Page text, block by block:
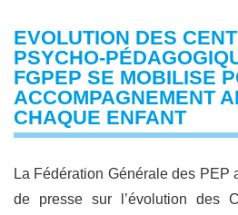
EVOLUTION DES
PSYCHO-
FGPEP SE MOBILISE
ACCOMPAGNEMENT
CHAQUE ENFANT
La Fédération Générale des PEP
de presse sur l’évolution des